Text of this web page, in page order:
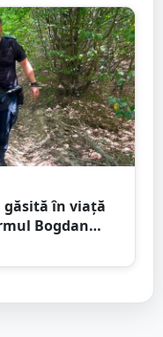
găsită în viață
Bogdan